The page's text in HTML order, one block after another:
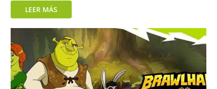
LEER MÁS